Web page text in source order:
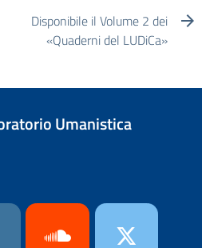
Disponibile il Volume 2 dei
«Quaderni del LUDiCa»
Umanistica